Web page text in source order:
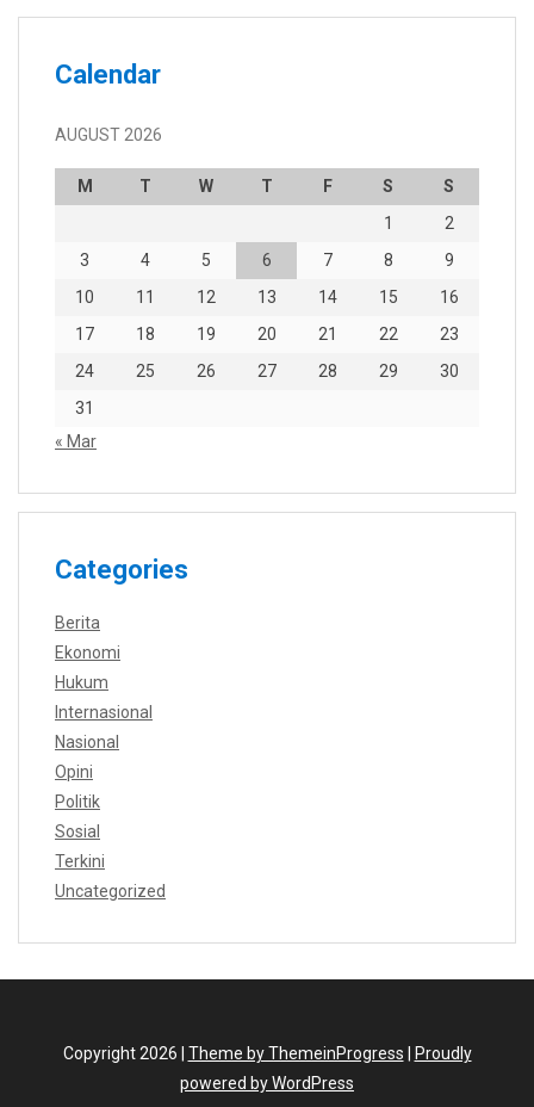
Calendar
AUGUST 2026
M T W T F S
S
1
2
3
4 5 6 7 8
9
10
11 12 13 14 15
16
17
18 19 20 21 22
23
24
25 26 27 28 29
30
31
« Mar
Categories
Berita
Ekonomi
Hukum
Internasional
Nasional
Opini
Politik
Sosial
Terkini
Uncategorized
Copyright 2026 | Theme by ThemeinProgress
Proudly
powered by WordPress